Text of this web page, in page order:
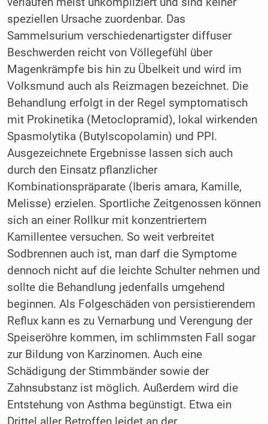
speziellen Ursache zuordenbar. Das
Sammelsurium verschiedenartigster diffuser
Beschwerden reicht von Völlegefühl über
Magenkrämpfe bis hin zu Übelkeit und wird im
Volksmund auch als Reizmagen bezeichnet. Die
Behandlung erfolgt in der Regel symptomatisch
mit Prokinetika (Metoclopramid), lokal wirkenden
Spasmolytika (Butylscopolamin) und PPI.
Ausgezeichnete Ergebnisse lassen sich auch
durch den Einsatz pflanzlicher
Kombinationspräparate (Iberis amara, Kamille,
Melisse) erzielen. Sportliche Zeitgenossen können
sich an einer Rollkur mit konzentriertem
Kamillentee versuchen. So weit verbreitet
Sodbrennen auch ist, man darf die Symptome
dennoch nicht auf die leichte Schulter nehmen und
sollte die Behandlung jedenfalls umgehend
beginnen. Als Folgeschäden von persistierendem
Reflux kann es zu Vernarbung und Verengung der
Speiseröhre kommen, im schlimmsten Fall sogar
zur Bildung von Karzinomen. Auch eine
Schädigung der Stimmbänder sowie der
Zahnsubstanz ist möglich. Außerdem wird die
Entstehung von Asthma begünstigt. Etwa ein